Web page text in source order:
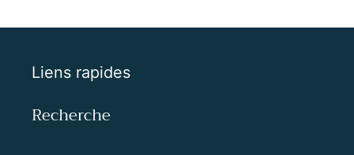
Liens rapides
Recherche